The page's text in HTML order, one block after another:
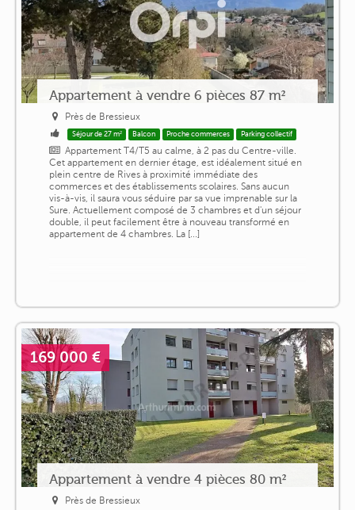
Appartement à vendre 6 pièces 87 m²
Près de Bressieux
Séjour de 27 m² Balcon Proche commerces Parking collectif
Appartement T4/T5 au calme, à 2 pas du Centre-ville.
Cet appartement en dernier étage, est idéalement situé en
plein centre de Rives à proximité immédiate des
commerces et des établissements scolaires. Sans aucun
vis-à-vis, il saura vous séduire par sa vue imprenable sur la
Sure. Actuellement composé de 3 chambres et d'un séjour
double, il peut facilement être à nouveau transformé en
appartement de 4 chambres. La [...]
169 000 €
Appartement à vendre 4 pièces 80 m²
Près de Bressieux